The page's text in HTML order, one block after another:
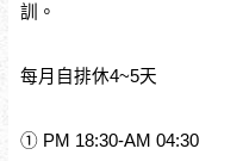
訓。
每月自排休4~5天
① PM 18:30-AM 04:30